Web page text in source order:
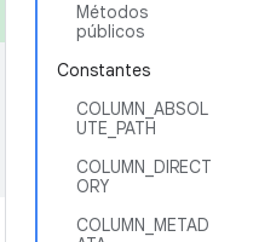
Métodos
públicos
Constantes
COLUMN_ABSOL
UTE_PATH
COLUMN_DIRECT
ORY
COLUMN_METAD